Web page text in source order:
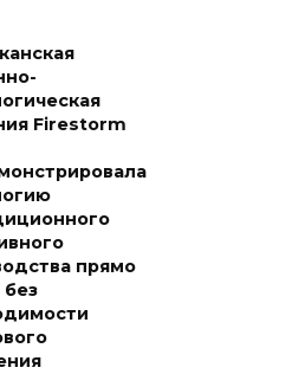
Firestorm
прямо
без